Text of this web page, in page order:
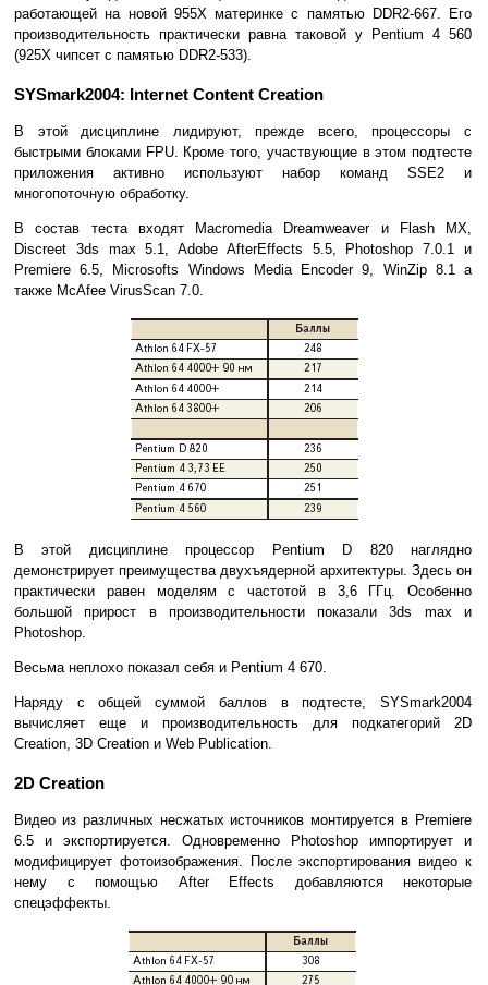
работающей на новой 955X материнке с памятью DDR2-667. Его
производительность практически равна таковой у Pentium 4 560
(925X чипсет с памятью DDR2-533).
SYSmark2004: Internet Content Creation
В этой дисциплине лидируют, прежде всего, процессоры с
быстрыми блоками FPU. Кроме того, участвующие в этом подтесте
приложения активно используют набор команд SSE2 и
многопоточную обработку.
В состав теста входят Macromedia Dreamweaver и Flash MX,
Discreet 3ds max 5.1, Adobe AfterEffects 5.5, Photoshop 7.0.1 и
Premiere 6.5, Microsofts Windows Media Encoder 9, WinZip 8.1 а
также McAfee VirusScan 7.0.
В этой дисциплине процессор Pentium D 820 наглядно
демонстрирует преимущества двухъядерной архитектуры. Здесь он
практически равен моделям с частотой в 3,6 ГГц. Особенно
большой прирост в производительности показали 3ds max и
Photoshop.
Весьма неплохо показал себя и Pentium 4 670.
Наряду с общей суммой баллов в подтесте, SYSmark2004
вычисляет еще и производительность для подкатегорий 2D
Creation, 3D Creation и Web Publication.
2D Creation
Видео из различных несжатых источников монтируется в Premiere
6.5 и экспортируется. Одновременно Photoshop импортирует и
модифицирует фотоизображения. После экспортирования видео к
нему с помощью After Effects добавляются некоторые
спецэффекты.